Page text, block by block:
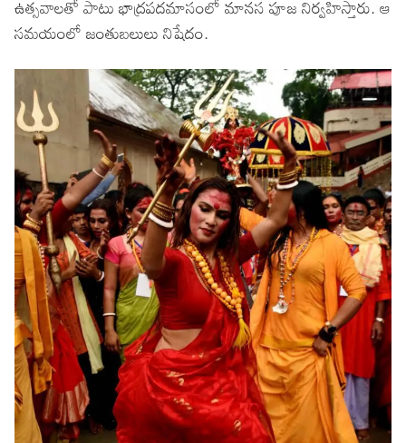
ఉత్సవాలతో పాటు భాద్రపదమాసంలో మానస పూజ నిర్వహిస్తారు. ఆ
సమయంలో జంతుబలులు నిషేదం.